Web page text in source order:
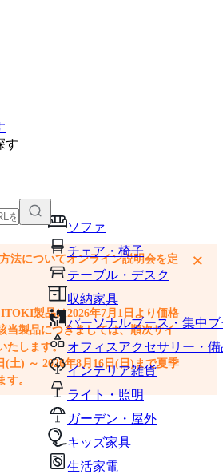
す
ソファ
チェア・椅子
テーブル・デスク
収納家具
パーソナルブース・集中
オフィスアクセサリー・備
インテリア雑貨
ライト・照明
ガーデン・屋外
キッズ家具
生活家電
加
を貼り付けて、カートに追加できます
法についてオンライン説明会を定
製品は2026年7月1日より価格
当製品につきましては、順次サイ
たします。
(土) ～ 2026年8月16日(日)まで夏季
。
×